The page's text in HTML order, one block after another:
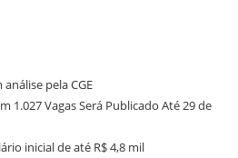
pela CGE
1.027 Vagas Será Publicado Até 29 de
inicial de até R$ 4,8 mil